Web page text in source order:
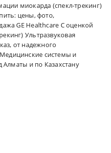
миокарда (спекл-трекинг)
цены, фото,
GE Healthcare С оценкой
Ультразвуковая
от надежного
системы и
Алматы и по Казахстану